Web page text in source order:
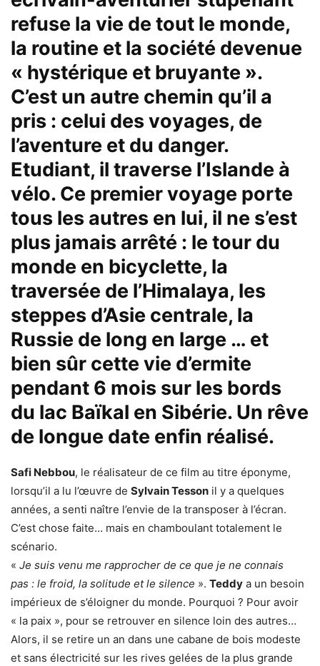
refuse la vie de tout le monde,
la routine et la société devenue
« hystérique et bruyante ».
C’est un autre chemin qu’il a
pris : celui des voyages, de
l’aventure et du danger.
Etudiant, il traverse l’Islande à
vélo. Ce premier voyage porte
tous les autres en lui, il ne s’est
plus jamais arrêté : le tour du
monde en bicyclette, la
traversée de l’Himalaya, les
steppes d’Asie centrale, la
Russie de long en large … et
bien sûr cette vie d’ermite
pendant 6 mois sur les bords
du lac Baïkal en Sibérie. Un rêve
de longue date enfin réalisé.
Safi Nebbou, le réalisateur de ce film au titre éponyme,
lorsqu’il a lu l’œuvre de Sylvain Tesson il y a quelques
années, a senti naître l’envie de la transposer à l’écran.
C’est chose faite… mais en chamboulant totalement le
scénario.
« Je suis venu me rapprocher de ce que je ne connais
pas : le froid, la solitude et le silence ». Teddy a un besoin
impérieux de s’éloigner du monde. Pourquoi ? Pour avoir
« la paix », pour se retrouver en silence loin des autres…
Alors, il se retire un an dans une cabane de bois modeste
et sans électricité sur les rives gelées de la plus grande